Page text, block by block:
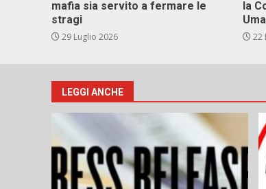
mafia sia servito a fermare le
stragi
29 Luglio 2026
la
22
LEGGI ANCHE